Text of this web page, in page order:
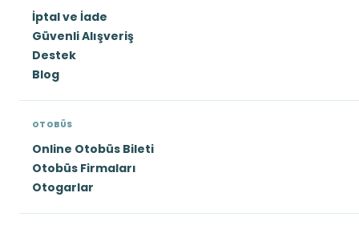
İptal ve İade
Güvenli Alışveriş
Destek
Blog
OTOBÜS
Online Otobüs Bileti
Otobüs Firmaları
Otogarlar